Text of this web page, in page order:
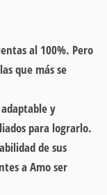
al 100%. Pero
que más se
y
para lograrlo.
de sus
a Amo ser